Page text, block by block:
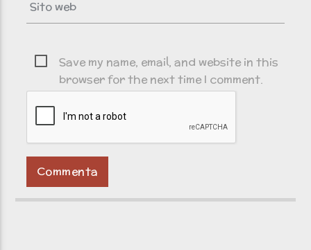
Save my name, email, and website in this
browser for the next time I comment.